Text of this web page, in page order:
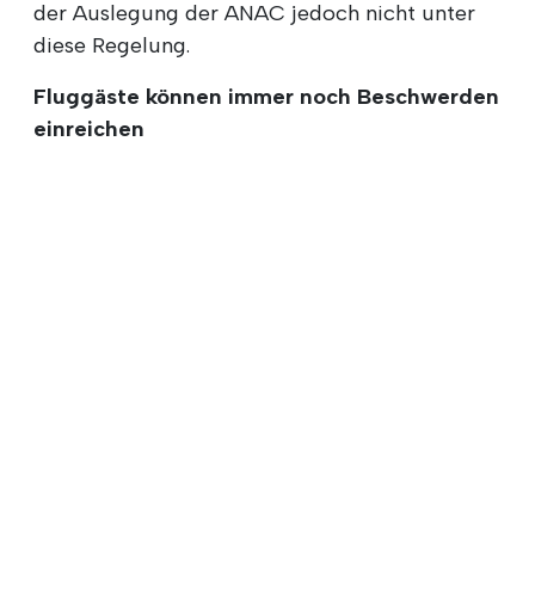
der Auslegung der ANAC jedoch nicht unter
diese Regelung.
Fluggäste können immer noch Beschwerden
einreichen